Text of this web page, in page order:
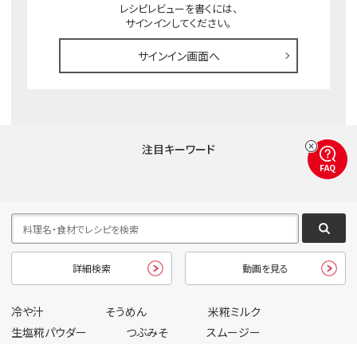
レシピレビューを書くには、
サインインしてください。
サインイン画面へ
注目キーワード
詳細検索 動画を見る
冷や汁 そうめん
米糀ミルク
生塩糀パウダー
つぶみそ
スムージー
FAQ